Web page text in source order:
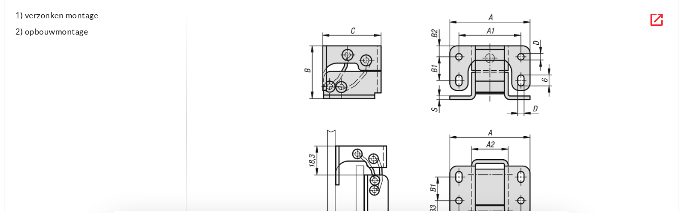
1) verzonken montage
2) opbouwmontage